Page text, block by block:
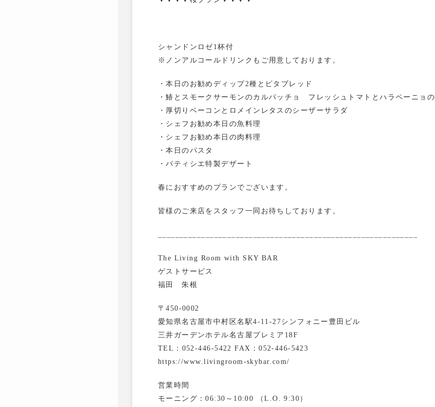
シャンドンロゼ1杯付
※ノンアルコールドリンクもご用意しております。
・本日のお勧めディップ2種とピタブレッド
・鰆とスモークサーモンのカルパッチョ フレッシュトマトとハラペーニョ
・厚切りベーコンとロメインレタスのシーザーサラダ
・シェフお勧め本日の魚料理
・シェフお勧め本日の肉料理
・本日のパスタ
・パティシエ特製デザート
春におすすめのプランでございます。
皆様のご来店をスタッフ一同お待ちしております。
The Living Room with SKY BAR
ゲストサービス
福田 朱根
〒450-0002
愛知県名古屋市中村区名駅4-11-27シンフォニー豊田ビル
三井ガーデンホテル名古屋プレミア18F
TEL：052-446-5422 FAX：052-446-5423
https://www.livingroom-skybar.com/
営業時間
モーニング：06:30～10:00 （L.O. 9:30）